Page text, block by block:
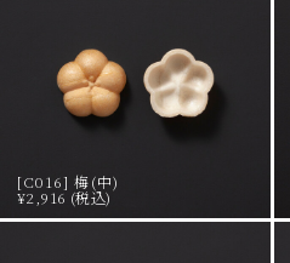
[C016] 梅(中)
¥2,916 (税込)